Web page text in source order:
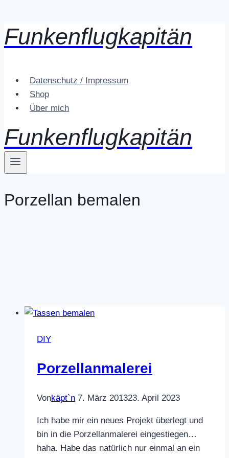
Zum
Inhalt
Funkenflugkapitän
Datenschutz / Impressum
Shop
Über mich
Funkenflugkapitän
Porzellan bemalen
DIY
Porzellanmalerei
Vonkäpt`n 7. März 201323. April 2023
Ich habe mir ein neues Projekt überlegt und
bin in die Porzellanmalerei eingestiegen…
haha. Habe das natürlich nur einmal an ein